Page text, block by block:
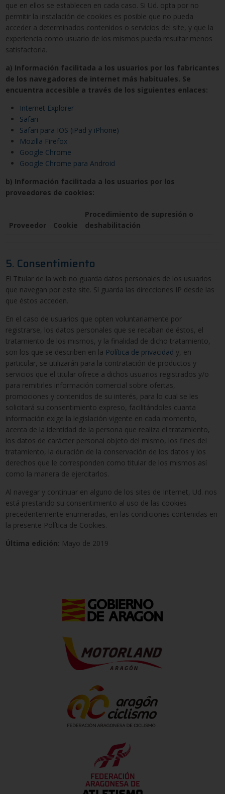
que en ellos se establecen en cada caso. Si Ud. opta por no
permitir la instalación de cookies es posible que no pueda
acceder a determinados contenidos o servicios del site, y que la
experiencia como usuario de los mismos pueda resultar menos
satisfactoria.
a) Información facilitada a los usuarios por los fabricantes
de los navegadores de internet más habituales. Se
encuentra accesible a través de los siguientes enlaces:
Internet Explorer
Safari
Safari para IOS (iPad y iPhone)
Mozilla Firefox
Google Chrome
Google Chrome para Android
b) Información facilitada a los usuarios por los
proveedores de cookies:
Proveedor Cookie
Procedimiento de supresión o
deshabilitación
5. Consentimiento
El Titular de la web no guarda datos personales de los usuarios
que navegan por este site. Sí guarda las direcciones IP desde las
que éstos acceden.
En el caso de usuarios que opten voluntariamente por
registrarse, los datos personales que se recaban de éstos, el
tratamiento de los mismos, y la finalidad de dicho tratamiento,
son los que se describen en la Política de privacidad y, en
particular, se utilizarán para la contratación de productos y
servicios que el titular ofrece a dichos usuarios registrados y/o
para remitirles información comercial sobre ofertas,
promociones y contenidos de su interés, para lo cual se les
solicitará su consentimiento expreso, facilitándoles cuanta
información exige la legislación vigente en cada momento,
acerca de la identidad de la persona que realiza el tratamiento,
los datos de carácter personal objeto del mismo, los fines del
tratamiento, la duración de la conservación de los datos y los
derechos que le corresponden como titular de los mismos así
como la manera de ejercitarlos.
Al navegar y continuar en alguno de los sites de Internet, Ud. nos
está prestando su consentimiento al uso de las cookies
precedentemente enumeradas, en las condiciones contenidas en
la presente Política de Cookies.
Última edición: Mayo de 2019